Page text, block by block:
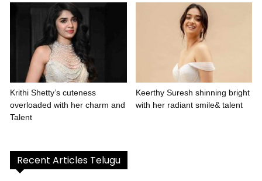
Krithi Shetty’s cuteness
overloaded with her charm and
Talent
Keerthy Suresh shinning bright
with her radiant smile& talent
Recent Articles Telugu